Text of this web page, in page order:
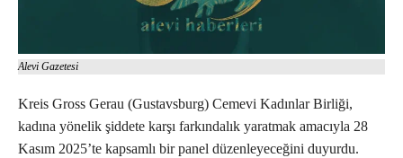
Alevi Gazetesi
Kreis Gross Gerau (Gustavsburg) Cemevi Kadınlar Birliği,
kadına yönelik şiddete karşı farkındalık yaratmak amacıyla 28
Kasım 2025’te kapsamlı bir panel düzenleyeceğini duyurdu.